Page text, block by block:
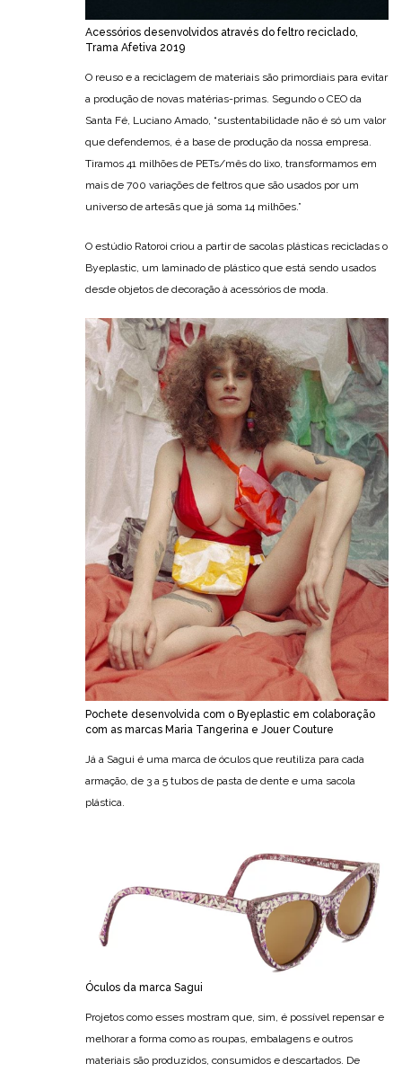
Acessórios desenvolvidos através do feltro reciclado,
Trama Afetiva 2019
O reuso e a reciclagem de materiais são primordiais para evitar
a produção de novas matérias-primas. Segundo o CEO da
Santa Fé, Luciano Amado, “sustentabilidade não é só um valor
que defendemos, é a base de produção da nossa empresa.
Tiramos 41 milhões de PETs/mês do lixo, transformamos em
mais de 700 variações de feltros que são usados por um
universo de artesãs que já soma 14 milhões.”
O estúdio Ratoroi criou a partir de sacolas plásticas recicladas o
Byeplastic, um laminado de plástico que está sendo usados
desde objetos de decoração à acessórios de moda.
Pochete desenvolvida com o Byeplastic em colaboração
com as marcas Maria Tangerina e Jouer Couture
Já a Sagui é uma marca de óculos que reutiliza para cada
armação, de 3 a 5 tubos de pasta de dente e uma sacola
plástica.
Óculos da marca Sagui
Projetos como esses mostram que, sim, é possível repensar e
melhorar a forma como as roupas, embalagens e outros
materiais são produzidos, consumidos e descartados. De